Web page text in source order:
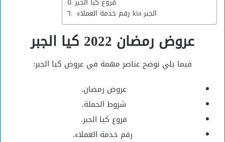
رقم خدمة العملاء kia الجبر
عروض رمضان 2022 كيا الجبر
فيما يلي نوضح عناصر مهمة في عروض كيا الجبر:
عروض رمضان.
شروط الحملة.
فروع كيا الجبر.
رقم خدمة العملاء.